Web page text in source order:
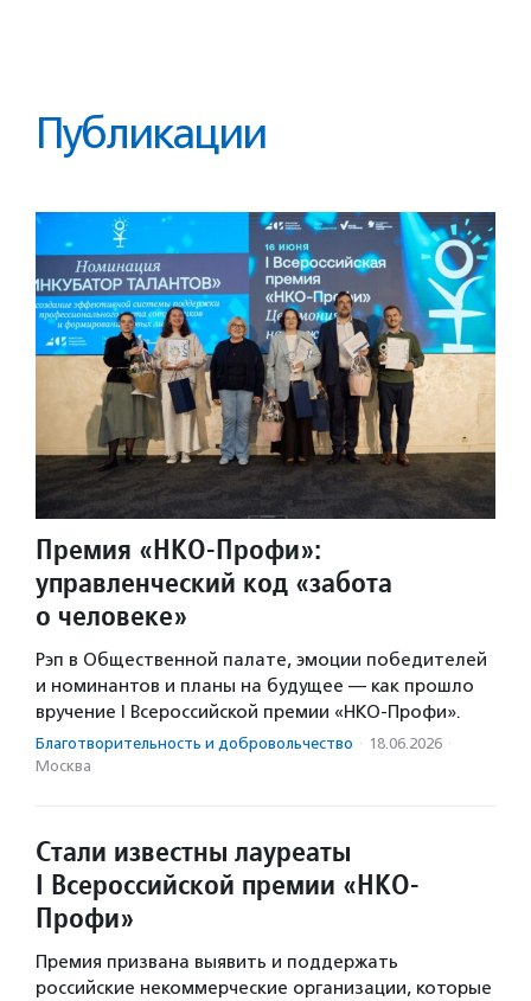
Публикации
Премия «НКО-Профи»:
управленческий код «забота
о человеке»
Рэп в Общественной палате, эмоции победителей
и номинантов и планы на будущее — как прошло
вручение I Всероссийской премии «НКО-Профи».
Благотвори­тель­ность и доброволь­чест­во · 18.06.2026 ·
Москва
Стали известны лауреаты
I Всероссийской премии «НКО-
Профи»
Премия призвана выявить и поддержать
российские некоммерческие организации, которые